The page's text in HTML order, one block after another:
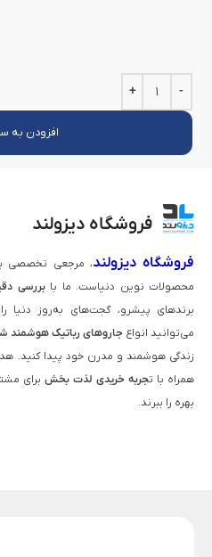
افزودن به
فروشگاه دیزولند
فروشگاه دیزولند، مرجعی تخصصی
محصولات نوین دنیاست. ما بابررسی
برندهای پیشرو، گجت‌های به‌روز دنیا
می‌توانید انواع جاروهای رباتیک هوشمند
زندگی هوشمند و مدرن خود پیدا کنید.
همراه با تجربه خریدی لذت‌ بخشبرای
بهره را ببرند.